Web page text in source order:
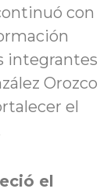
con
integrantes
Orozco
el
el